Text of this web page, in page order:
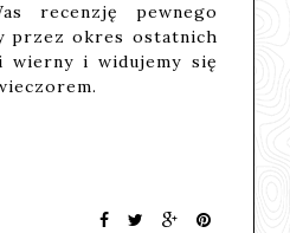
recenzję pewnego
przez okres ostatnich
wierny i widujemy się